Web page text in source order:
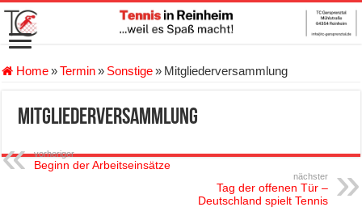
Home»Termin» Sonstige» Mitgliederversammlung
Mitgliederversammlung
vorheriger
Beginn der Arbeitseinsätze
nächster
Tag der offenen Tür –
Deutschland spielt Tennis